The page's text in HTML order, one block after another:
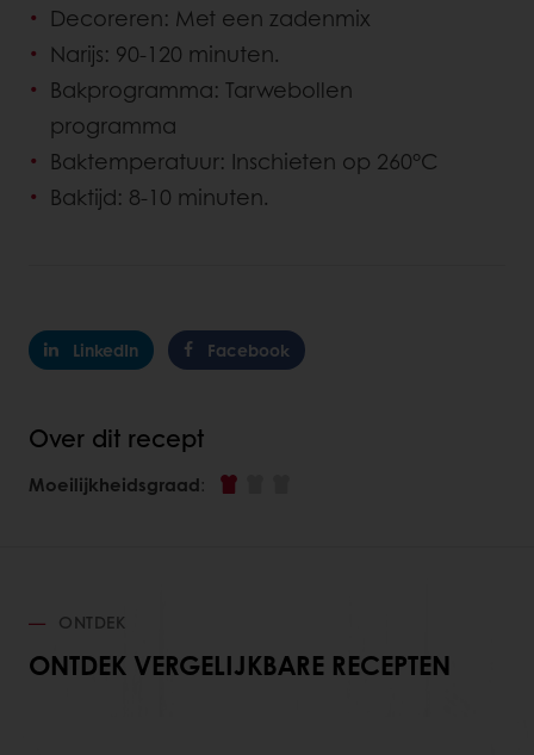
Decoreren: Met een zadenmix
Narijs: 90-120 minuten.
Bakprogramma: Tarwebollen
programma
Baktemperatuur: Inschieten op 260°C
Baktijd: 8-10 minuten.
LinkedIn Facebook
Over dit recept
Moeilijkheidsgraad:
ONTDEK
ONTDEK VERGELIJKBARE RECEPTEN